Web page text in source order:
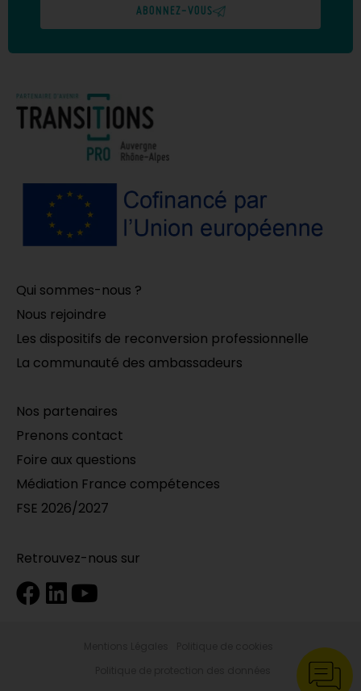
ABONNEZ-VOUS
Qui sommes-nous ?
Nous rejoindre
Les dispositifs de reconversion professionnelle
La communauté des ambassadeurs
Nos partenaires
Prenons contact
Foire aux questions
Médiation France compétences
FSE 2026/2027
Retrouvez-nous sur